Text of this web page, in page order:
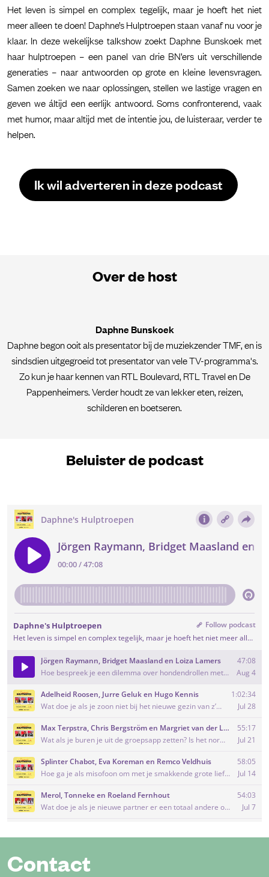
Het leven is simpel en complex tegelijk, maar je hoeft het niet
meer alleen te doen! Daphne’s Hulptroepen staan vanaf nu voor je
klaar. In deze wekelijkse talkshow zoekt Daphne Bunskoek met
haar hulptroepen – een panel van drie BN’ers uit verschillende
generaties – naar antwoorden op grote en kleine levensvragen.
Samen zoeken we naar oplossingen, stellen we lastige vragen en
geven we áltijd een eerlijk antwoord. Soms confronterend, vaak
met humor, maar altijd met de intentie jou, de luisteraar, verder te
helpen.
Ik wil adverteren in deze podcast
Over de host
Daphne Bunskoek
Daphne begon ooit als presentator bij de muziekzender TMF, en is
sindsdien uitgegroeid tot presentator van vele TV-programma's.
Zo kun je haar kennen van RTL Boulevard, RTL Travel en De
Pappenheimers. Verder houdt ze van lekker eten, reizen,
schilderen en boetseren.
Beluister de podcast
Contact